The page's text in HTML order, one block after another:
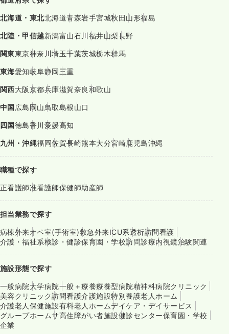
北海道・東北北海道青森岩手宮城秋田山形福島
北陸・甲信越新潟富山石川福井山梨長野
関東東京神奈川埼玉千葉茨城栃木群馬
東海愛知岐阜静岡三重
関西大阪京都兵庫滋賀奈良和歌山
中国広島岡山鳥取島根山口
四国徳島香川愛媛高知
九州・沖縄福岡佐賀長崎熊本大分宮崎鹿児島沖縄
職種で探す
正看護師准看護師保健師助産師
担当業務で探す
病棟外来オペ室(手術室)救急外来ICU系透析訪問看護
介護・福祉系検診・健診保育園・学校訪問診療内視鏡治験関連
施設形態で探す
一般病院大学病院一般＋療養療養型病院精神科病院クリニック
美容クリニック訪問看護介護施設特別養護老人ホーム
介護老人保健施設有料老人ホームデイケア・デイサービス
グループホームサ高住障がい者施設健診センター保育園・学校
企業